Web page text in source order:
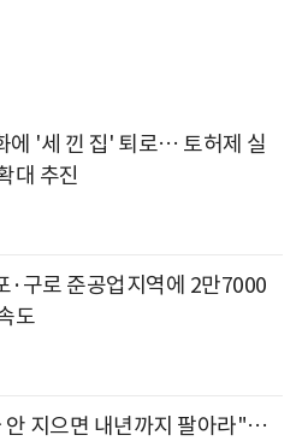
에 '세 낀 집' 퇴로… 토허제 실
대 추진
·구로 준공업지역에 2만7000
도
안 지으면 내년까지 팔아라"…